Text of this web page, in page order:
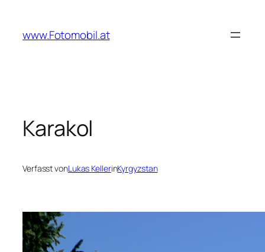
springen
www.Fotomobil.at
Karakol
Verfasst vonLukas KellerinKyrgyzstan